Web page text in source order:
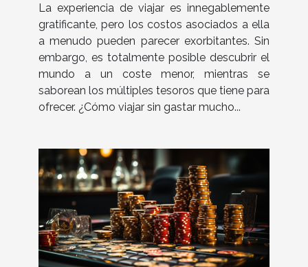
La experiencia de viajar es innegablemente
gratificante, pero los costos asociados a ella
a menudo pueden parecer exorbitantes. Sin
embargo, es totalmente posible descubrir el
mundo a un coste menor, mientras se
saborean los múltiples tesoros que tiene para
ofrecer. ¿Cómo viajar sin gastar mucho...